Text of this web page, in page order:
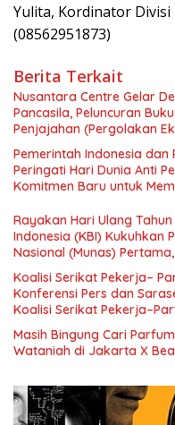
Yulita, Kordinator
(08562951873)
Berita Terkait
Nusantara Centre Gelar
Pancasila, Peluncuran
Penjajahan (Pergolakan
Simposium Nasional
Nasional dan
Menuju Indonesia Emas
Pemerintah Indonesia
Peringati Hari Dunia Anti
Komitmen Baru untuk
Rayakan Hari Ulang
Indonesia (KBI) Kukuhkan
Nasional (Munas)
Pengembangan
Indonesia dan
Koalisi Serikat Pekerja–
Konferensi Pers dan
Koalisi Serikat
Ketenagakerjaan Baru.
Masih Bingung Cari
Wataniah di Jakarta X